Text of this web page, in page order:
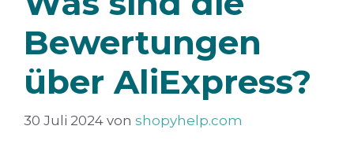
Bewertungen
über AliExpress?
30 Juli 2024 von shopyhelp.com